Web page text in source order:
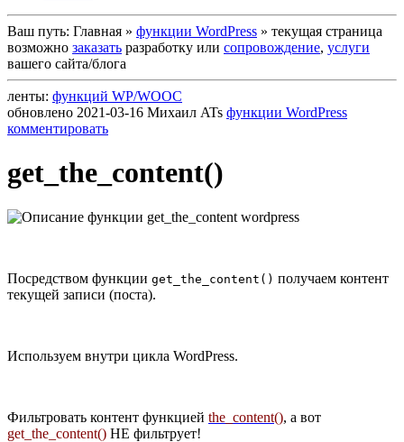
Ваш путь: Главная » функции WordPress » текущая страница
возможно заказать разработку или сопровождение, услуги
вашего сайта/блога
ленты: функций WP/WOOC
обновлено 2021-03-16 Михаил ATs функции WordPress
комментировать
get_the_content()
Посредством функции get_the_content() получаем контент
текущей записи (поста).
Используем внутри цикла WordPress.
Фильтровать контент функцией the_content(), а вот
get_the_content() НЕ фильтрует!